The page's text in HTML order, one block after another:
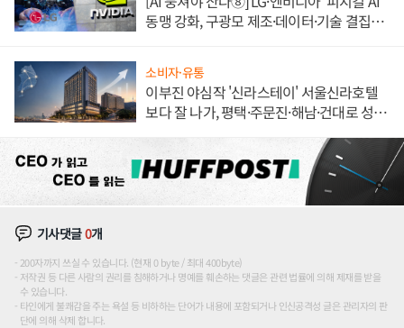
동맹 강화, 구광모 제조·데이터·기술 결집
소비자·유통
이부진 야심작 '신라스테이' 서울신라호텔
보다 잘 나가, 평택·주문진·해남·건대로 성
기사댓글0개
200자까지 쓰실 수 있습니다. (현재 0 byte / 최대 400byte)
저작권 등 다른 사람의 권리를 침해하거나 명예를 훼손하는 댓글은 관련 법률에 의해 제재를 받을
수 있습니다.
타인에게 불쾌감을 주는 욕설 등 비하하는 단어가 내용에 포함되거나 인신공격성 글은 관리자의 판
단에 의해 삭제 합니다.